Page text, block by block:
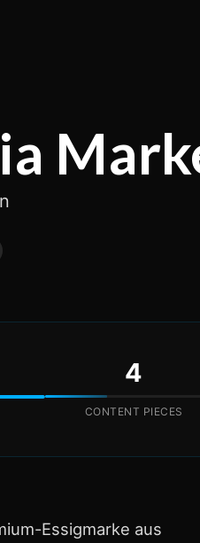
4
CONTENT PIECES
Essigmarke aus